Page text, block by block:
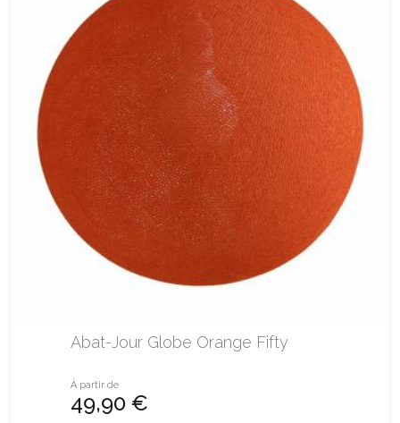
Abat-Jour Globe Orange Fifty
À partir de
49,90 €